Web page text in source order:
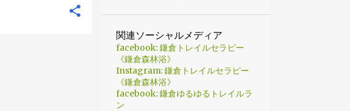
関連ソーシャルメディア
facebook: 鎌倉トレイルセラピー
《鎌倉森林浴》
Instagram: 鎌倉トレイルセラピー
《鎌倉森林浴》
facebook: 鎌倉ゆるゆるトレイルラ
ン